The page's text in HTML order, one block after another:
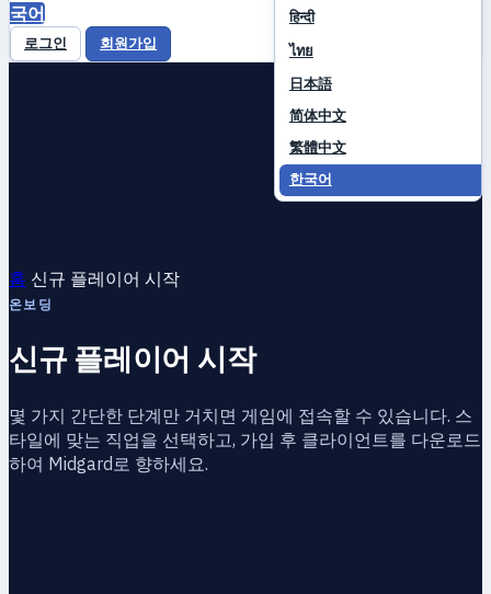
हिन्दी
ไทย
日本語
简体中文
繁體中文
한국어
국어
로그인 회원가입
홈 신규 플레이어 시작
온보딩
신규 플레이어 시작
몇 가지 간단한 단계만 거치면 게임에 접속할 수 있습니다. 스
타일에 맞는 직업을 선택하고, 가입 후 클라이언트를 다운로드
하여 Midgard로 향하세요.